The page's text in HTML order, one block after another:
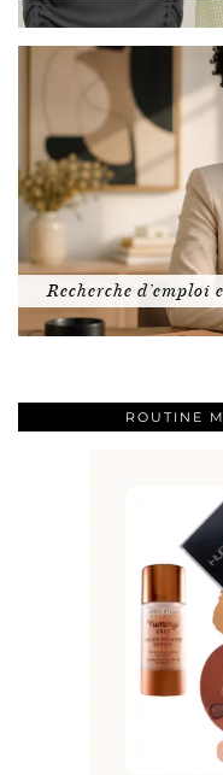
Recherche d’emploi
ROUTINE